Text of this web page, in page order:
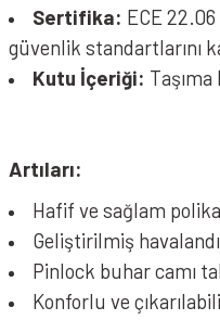
Sertifika: ECE
güvenlik standartlarını
Kutu İçeriği: Taşıma
Artıları:
Hafif ve sağlam
Geliştirilmiş
Pinlock buhar camı
Konforlu ve